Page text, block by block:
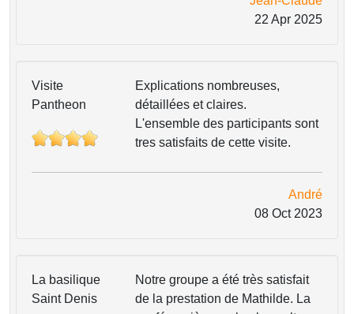
22 Apr 2025
Visite
Pantheon
Explications nombreuses,
détaillées et claires.
L'ensemble des participants sont
tres satisfaits de cette visite.
André
08 Oct 2023
La basilique
Saint Denis
Notre groupe a été très satisfait
de la prestation de Mathilde. La